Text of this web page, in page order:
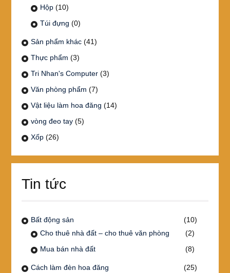
Hộp (10)
Túi đựng (0)
Sản phẩm khác (41)
Thực phẩm (3)
Tri Nhan's Computer (3)
Văn phòng phẩm (7)
Vật liệu làm hoa đăng (14)
vòng đeo tay (5)
Xốp (26)
Tin tức
Bất động sản
(10)
Cho thuê nhà đất – cho thuê văn phòng
(2)
Mua bán nhà đất
(8)
Cách làm đèn hoa đăng (25)